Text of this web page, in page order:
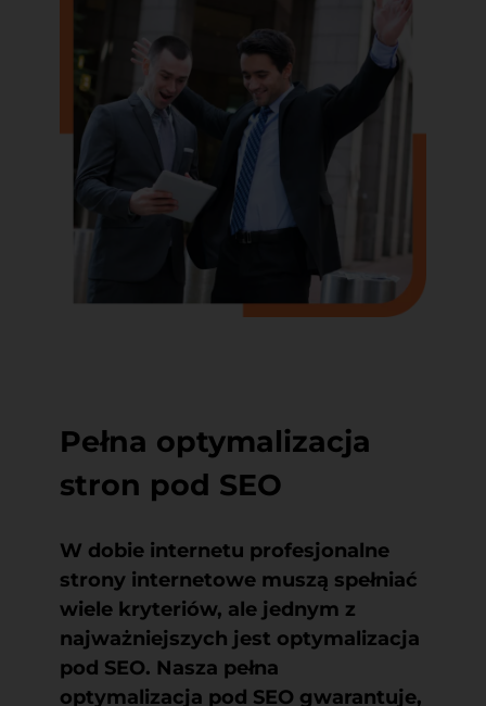
Pełna optymalizacja
stron pod SEO
W dobie internetu profesjonalne
strony internetowe muszą spełniać
wiele kryteriów, ale jednym z
najważniejszych jest optymalizacja
pod SEO. Nasza pełna
optymalizacja pod SEO gwarantuje,